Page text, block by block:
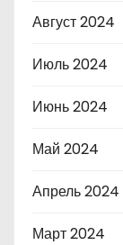
Август 2024
Июль 2024
Июнь 2024
Май 2024
Апрель 2024
Март 2024